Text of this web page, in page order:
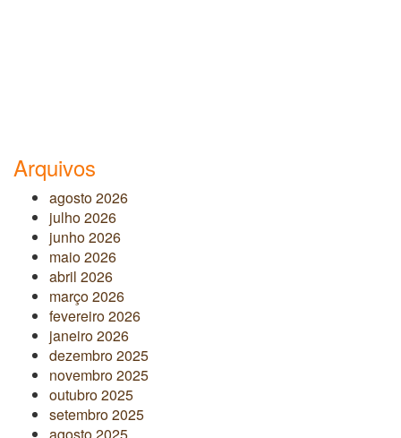
Arquivos
agosto 2026
julho 2026
junho 2026
maio 2026
abril 2026
março 2026
fevereiro 2026
janeiro 2026
dezembro 2025
novembro 2025
outubro 2025
setembro 2025
agosto 2025